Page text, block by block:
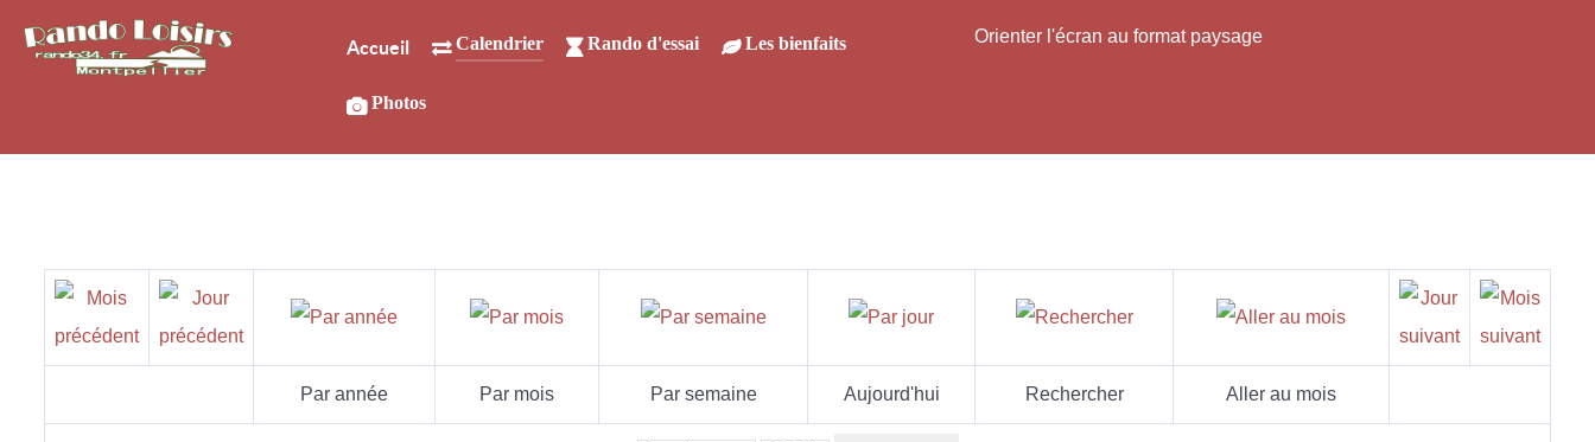
Accueil Calendrier Rando d'essai Les bienfaits
Photos
Orienter l'écran au format paysage
Par année Par mois Par semaine Aujourd'hui Rechercher Aller au mois